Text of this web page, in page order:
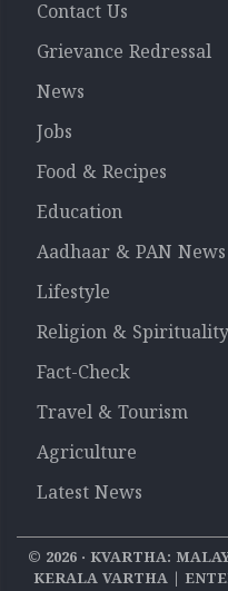
Contact Us
Grievance Redressal
News
Jobs
Food & Recipes
Education
Aadhaar & PAN News
Lifestyle
Religion & Spirituality
Fact-Check
Travel & Tourism
Agriculture
Latest News
© 2026‧ KVARTHA:
KERALA VARTHA |